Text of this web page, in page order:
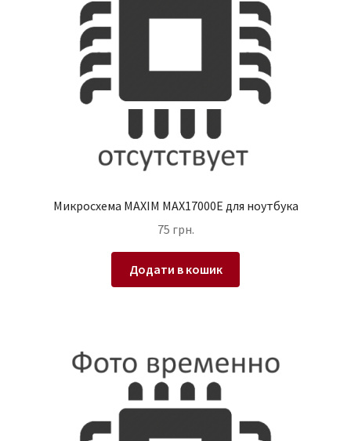
Микросхема MAXIM MAX17000E для ноутбука
75 грн.
Додати в кошик